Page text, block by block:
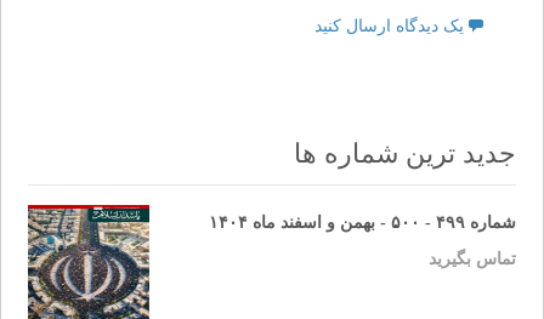
یک دیدگاه ارسال کنید
جدید ترین شماره ها
شماره ۴۹۹ - ۵۰۰ - بهمن و اسفند ماه ۱۴۰۴
تماس بگیرید